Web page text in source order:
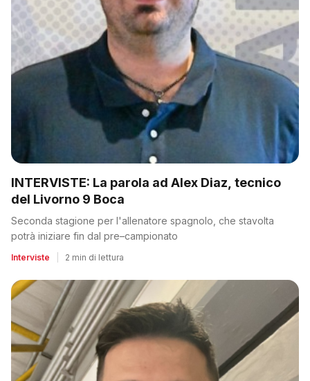
INTERVISTE: La parola ad Alex Diaz, tecnico
del Livorno 9 Boca
Seconda stagione per l'allenatore spagnolo, che stavolta
potrà iniziare fin dal pre–campionato
Interviste 2 min di lettura